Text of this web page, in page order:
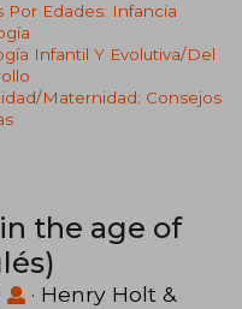
Por Edades: Infancia
Infantil Y Evolutiva/del
maternidad: Consejos
the age of
· Henry Holt &